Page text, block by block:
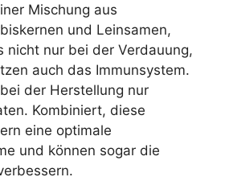
Mischung aus
und Leinsamen,
nicht nur bei der Verdauung,
auch das Immunsystem.
der Herstellung nur
Kombiniert, diese
eine optimale
und können sogar die